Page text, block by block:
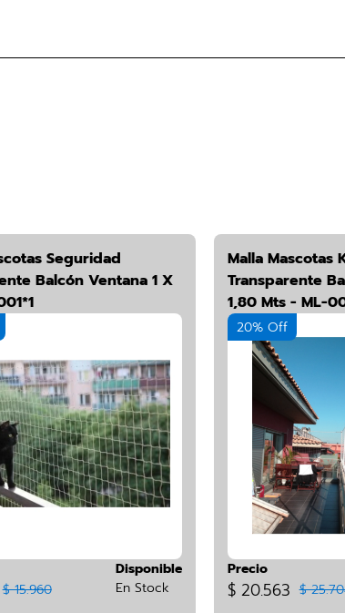
Seguridad
Balcón Ventana 1 X
$ 15.960
Disponible
En Stock
Malla Mascotas
Transparente
1,80 Mts - ML-
20% Off
Precio
$ 20.563 $